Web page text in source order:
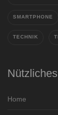
SMARTPHONE
TECHNIK
Nützliches
Home